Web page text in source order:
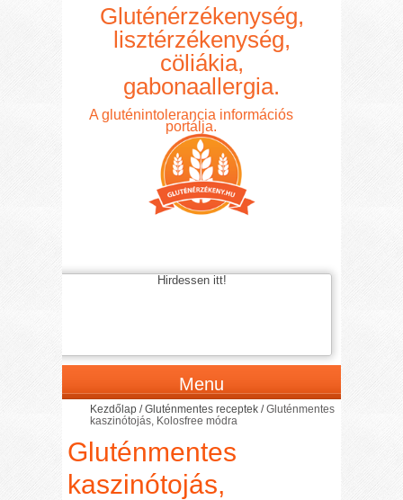
Gluténérzékenység,
lisztérzékenység,
cöliákia,
gabonaallergia.
A gluténintolerancia információs
portálja.
Hirdessen itt!
Menu
Kezdőlap /Gluténmentes receptek /Gluténmentes
kaszinótojás, Kolosfree módra
Gluténmentes
kaszinótojás,